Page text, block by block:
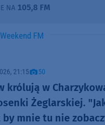
NA 105,8 FM
FM
21:15 50
królują w
Żeglarskiej.
mnie tu nie